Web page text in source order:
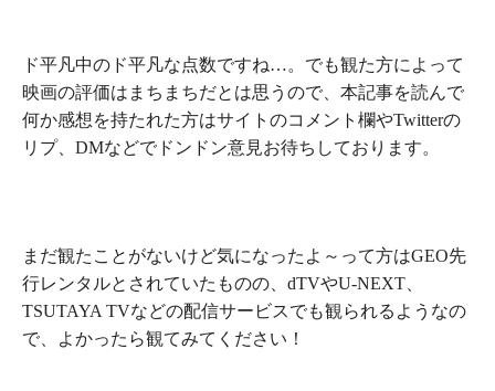
ド平凡中のド平凡な点数ですね…。でも観た方によって
映画の評価はまちまちだとは思うので、本記事を読んで
何か感想を持たれた方はサイトのコメント欄やTwitterの
リプ、DMなどでドンドン意見お待ちしております。
まだ観たことがないけど気になったよ～って方はGEO先
行レンタルとされていたものの、dTVやU-NEXT、
TSUTAYA TVなどの配信サービスでも観られるようなの
で、よかったら観てみてください！